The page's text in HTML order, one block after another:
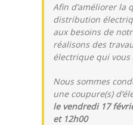
Afin d’améliorer la
distribution
aux besoins de
réalisons des
électrique qui vous
Nous sommes
une coupure(s)
le vendredi 17
et 12h00